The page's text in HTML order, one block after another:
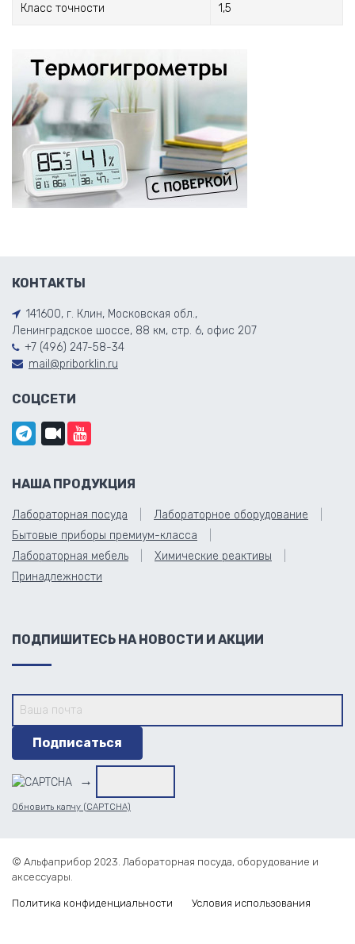
Класс точности 1,5
КОНТАКТЫ
141600, г. Клин, Московская обл.,
Ленинградское шоссе, 88 км, стр. 6, офис 207
+7 (496) 247-58-34
mail@priborklin.ru
СОЦСЕТИ
НАША ПРОДУКЦИЯ
Лабораторная посуда
Лабораторное оборудование
Бытовые приборы премиум-класса
Лабораторная мебель
Химические реактивы
Принадлежности
ПОДПИШИТЕСЬ НА НОВОСТИ И АКЦИИ
→
Обновить капчу (CAPTCHA)
© Альфаприбор 2023. Лабораторная посуда, оборудование и
аксессуары.
Политика конфиденциальности Условия использования